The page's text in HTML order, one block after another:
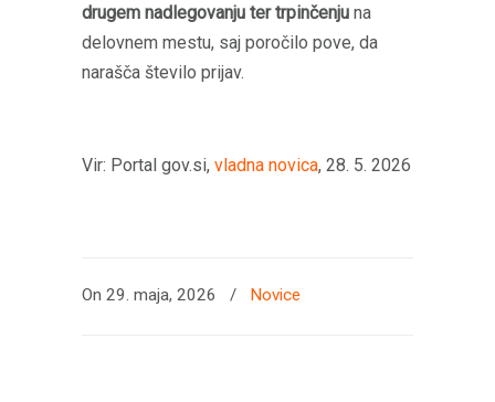
drugem nadlegovanju ter trpinčenju na
delovnem mestu, saj poročilo pove, da
narašča število prijav.
Vir: Portal gov.si, vladna novica, 28. 5. 2026
On 29. maja, 2026 / Novice